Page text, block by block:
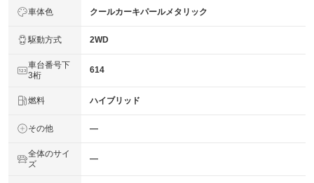
車体色 クールカーキパールメタリック
駆動方式 2WD
車台番号下
3桁
614
燃料 ハイブリッド
その他 ―
全体のサイ
ズ
―